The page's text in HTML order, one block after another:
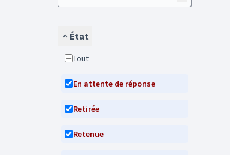
État
Tout
En attente de réponse
Retirée
Retenue